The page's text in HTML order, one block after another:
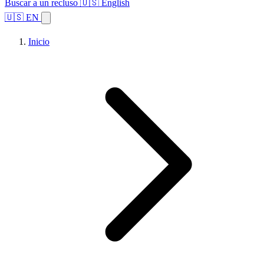
Buscar a un recluso 🇺🇸 English
🇺🇸 EN
Inicio